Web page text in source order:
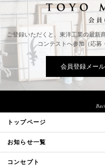
ご登録いただくと、東洋工業の最新
コンテストへ参加（応募
会員登録メー
トップページ
お知らせ一覧
コンセプト